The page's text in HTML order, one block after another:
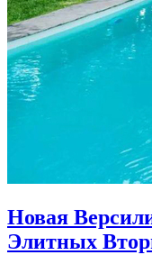
Новая
Элитных